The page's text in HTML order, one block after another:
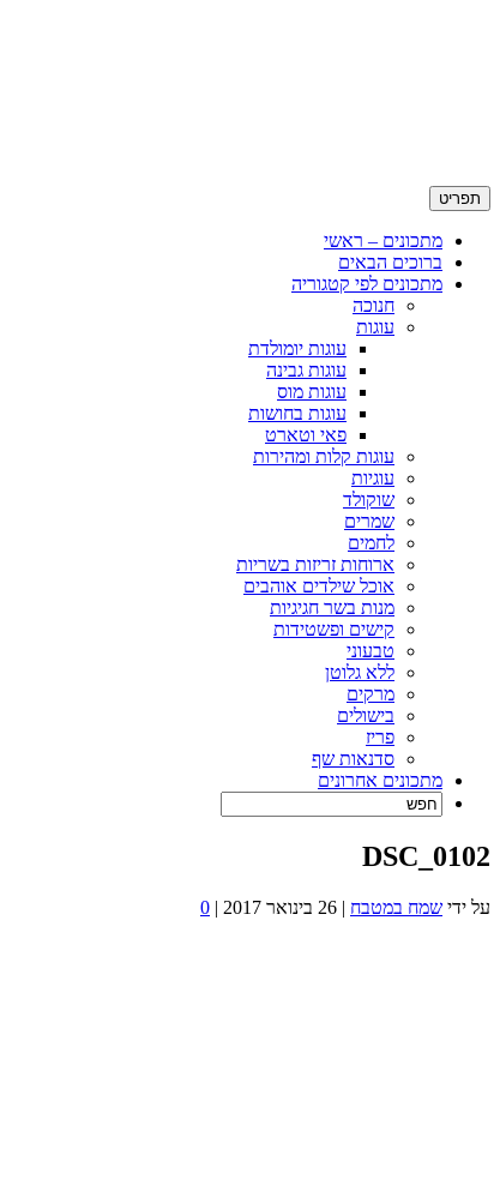
תפריט
מתכונים – ראשי
ברוכים הבאים
מתכונים לפי קטגוריה
חנוכה
עוגות
עוגות יומולדת
עוגות גבינה
עוגות מוס
עוגות בחושות
פאי וטארט
עוגות קלות ומהירות
עוגיות
שוקולד
שמרים
לחמים
ארוחות זריזות בשריות
אוכל שילדים אוהבים
מנות בשר חגיגיות
קישים ופשטידות
טבעוני
ללא גלוטן
מרקים
בישולים
פריז
סדנאות שף
מתכונים אחרונים
DSC_0102
על ידי שמח במטבח | 26 בינואר 2017 |
0